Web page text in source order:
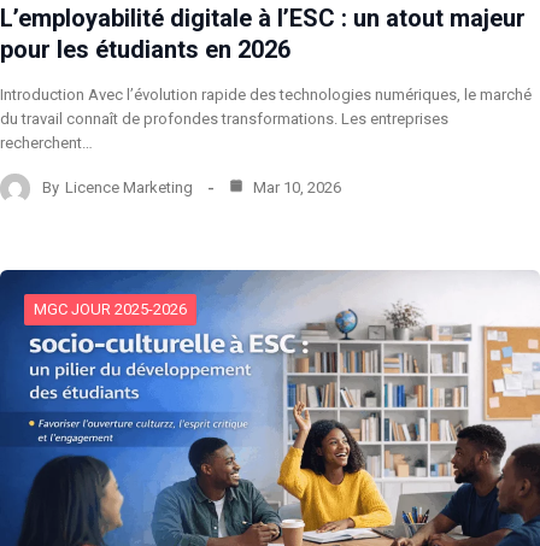
L’employabilité digitale à l’ESC : un atout majeur
pour les étudiants en 2026
Introduction Avec l’évolution rapide des technologies numériques, le marché
du travail connaît de profondes transformations. Les entreprises
recherchent…
By Licence Marketing Mar 10, 2026
MGC JOUR 2025-2026